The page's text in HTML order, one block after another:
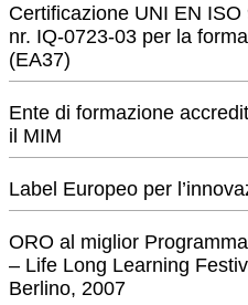
Certificazione UNI EN ISO
nr. IQ-0723-03 per la
(EA37)
Ente di formazione
il MIM
Label Europeo per
ORO al miglior
– Life Long Learning
Berlino, 2007